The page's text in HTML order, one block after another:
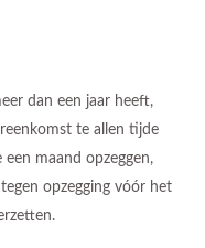
dan een jaar heeft,
te allen tijde
maand opzeggen,
opzegging vóór het